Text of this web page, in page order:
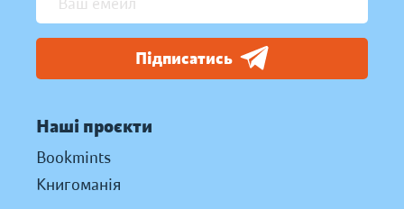
Підписатись
Наші проєкти
Bookmints
Книгоманія